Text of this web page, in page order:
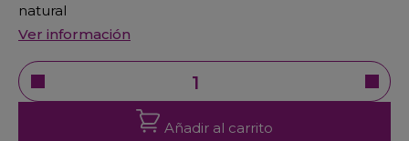
natural
Ver información
Añadir al carrito